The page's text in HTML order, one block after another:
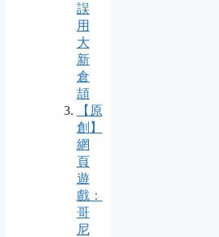
誤
用
大
新
倉
頡
【原
創】
網
頁
遊
戲：
哥
尼